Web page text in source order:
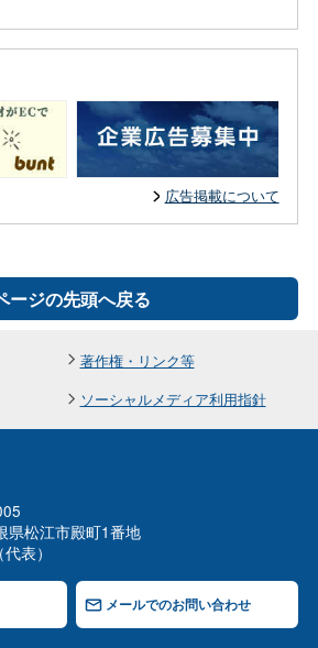
広告掲載について
ージの先頭へ戻る
著作権・リンク等
ソーシャルメディア利用指針
松江市殿町1番地
表）
メールでのお問い合わせ